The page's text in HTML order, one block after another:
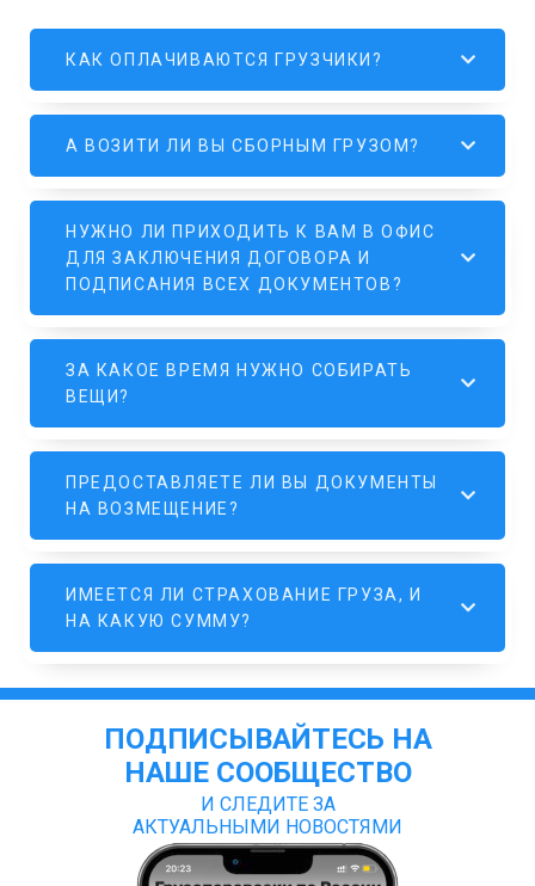
КАК ОПЛАЧИВАЮТСЯ ГРУЗЧИКИ?
А ВОЗИТИ ЛИ ВЫ СБОРНЫМ ГРУЗОМ?
НУЖНО ЛИ ПРИХОДИТЬ К ВАМ В ОФИС
ДЛЯ ЗАКЛЮЧЕНИЯ ДОГОВОРА И
ПОДПИСАНИЯ ВСЕХ ДОКУМЕНТОВ?
ЗА КАКОЕ ВРЕМЯ НУЖНО СОБИРАТЬ
ВЕЩИ?
ПРЕДОСТАВЛЯЕТЕ ЛИ ВЫ ДОКУМЕНТЫ
НА ВОЗМЕЩЕНИЕ?
ИМЕЕТСЯ ЛИ СТРАХОВАНИЕ ГРУЗА, И
НА КАКУЮ СУММУ?
ПОДПИСЫВАЙТЕСЬ НА
НАШЕ СООБЩЕСТВО
И СЛЕДИТЕ ЗА
АКТУАЛЬНЫМИ НОВОСТЯМИ